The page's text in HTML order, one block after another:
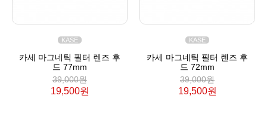
KASE
카세 마그네틱 필터 렌즈 후
드 77mm
39,000원
19,500원
KASE
카세 마그네틱 필터 렌즈 후
드 72mm
39,000원
19,500원